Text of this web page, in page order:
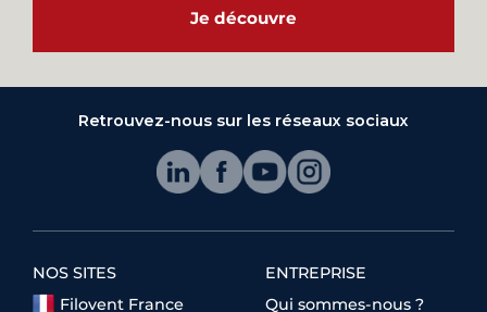
Je découvre
Retrouvez-nous sur les réseaux sociaux
NOS SITES
Filovent France
ENTREPRISE
Qui sommes-nous ?